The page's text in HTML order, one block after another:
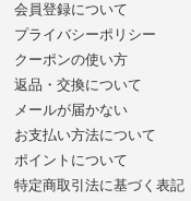
会員登録について
プライバシーポリシー
クーポンの使い方
返品・交換について
メールが届かない
お支払い方法について
ポイントについて
特定商取引法に基づく表記